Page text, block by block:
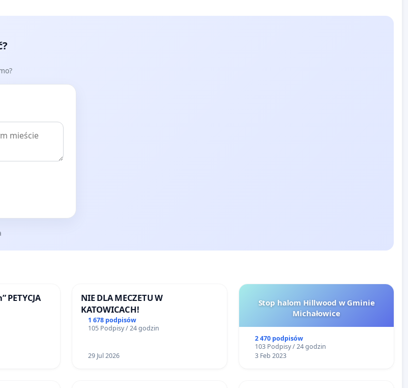
PETYCJA
NIE DLA MECZETU W
KATOWICACH!
1 678 podpisów
105 Podpisy / 24 godzin
29 Jul 2026
Stop halom Hillwood w Gminie
Michałowice
2 470 podpisów
103 Podpisy / 24 godzin
3 Feb 2023